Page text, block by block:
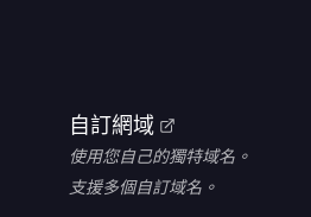
自訂網域
使用您自己的獨特域名。
支援多個自訂域名。